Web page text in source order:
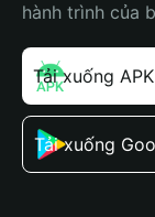
hành trình của
Tải xuống
Tải xuống